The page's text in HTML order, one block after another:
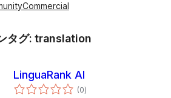
Commercial
タグ: translation
LinguaRank AI
(0個
の)